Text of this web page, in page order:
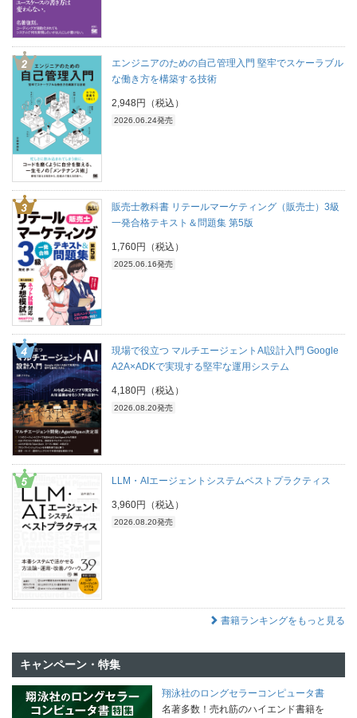
エンジニアのための自己管理入門 堅牢でスケーラブル
な働き方を構築する技術
2,948円（税込）
2026.06.24発売
販売士教科書 リテールマーケティング（販売士）3級
一発合格テキスト＆問題集 第5版
1,760円（税込）
2025.06.16発売
現場で役立つ マルチエージェントAI設計入門 Google
A2A×ADKで実現する堅牢な運用システム
4,180円（税込）
2026.08.20発売
LLM・AIエージェントシステムベストプラクティス
3,960円（税込）
2026.08.20発売
書籍ランキングをもっと見る
キャンペーン・特集
翔泳社のロングセラーコンピュータ書
名著多数！売れ筋のハイエンド書籍を